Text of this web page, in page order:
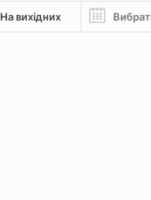
На вихідних